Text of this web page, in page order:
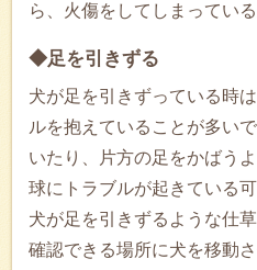
ら、火傷をしてしまってい
◆足を引きずる
犬が足を引きずっている時
ルを抱えていることが多い
いたり、片方の足をかばう
球にトラブルが起きている
犬が足を引きずるような仕
確認できる場所に犬を移動